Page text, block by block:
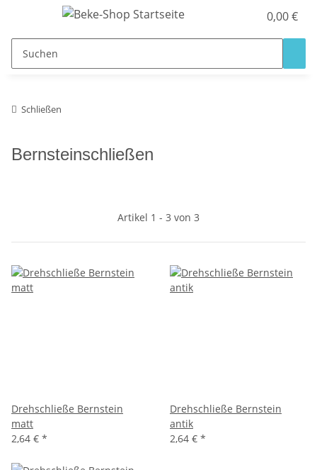
0,00 €
Schließen
Bernsteinschließen
Artikel 1 - 3 von 3
Drehschließe Bernstein
matt
2,64 € *
Drehschließe Bernstein
antik
2,64 € *